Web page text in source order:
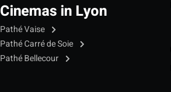
Cinemas in Lyon
Pathé Vaise
Pathé Carré de Soie
Pathé Bellecour